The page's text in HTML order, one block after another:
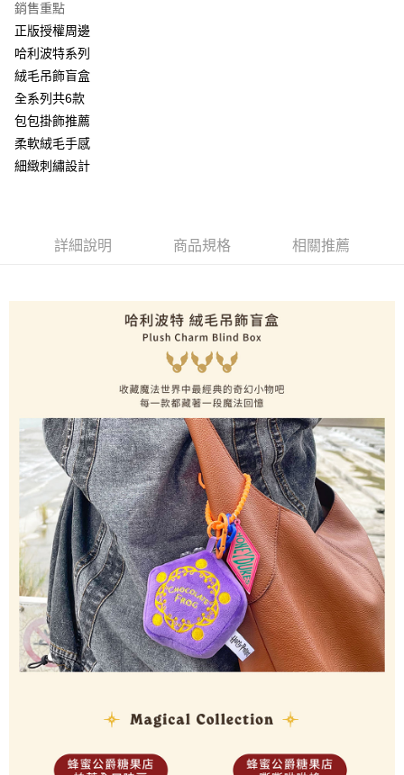
３．安心：先確認商品／服務後，再付款。
１．於結帳方式選擇「AFTEE先享後付」後，將跳轉至「AFTEE先享後付」
結帳頁面，進行簡訊認證並確認金額後，即可完成結帳。
２．訂單成立數日內，您將收到繳費通知簡訊。
３．收到繳費通知簡訊後14天內，點擊此簡訊中的連結，可透過四大超商／
ATM／網路銀行／等多元方式進行付款，方視為交易完成。
※ 請注意：結帳手續完成當下不需立刻繳費，但若您需要取消訂單，請聯絡
後付繳納相關費用。
【注意事項】
權轉讓予恩沛科技股份有限公司。
２．關於個人資料處理事宜，請瀏覽以下網址：
https://aftee.tw/terms/#terms3
３．未成年的使用者請事先徵得法定代理人或監護人之同意方可使用
「AFTEE先享後付」，若未經同意申辦者引起之損失，本公司不負相關責
４．使用「AFTEE先享後付」時，將依據個別帳號之用戶狀況，依本公司即
時審查核予不同之上限額度；若仍有額度不足之情形，本公司將視審查結果
請求用戶進行身份認證。
５．嚴禁一人註冊多個帳號或使用他人資訊註冊。若發現惡意使用之情形，
恩沛科技股份有限公司將有權停止該用戶之使用額度並採取法律行動。
全家付款取貨
每筆NT$60，滿NT$499(含以上)免運費
付款後全家取貨
每筆NT$60，滿NT$499(含以上)免運費
7-11付款取貨
海外宅配 查看運費
銷售重點
正版授權周邊
哈利波特系列
絨毛吊飾盲盒
全系列共6款
包包掛飾推薦
柔軟絨毛手感
細緻刺繡設計
詳細說明 商品規格 相關推薦